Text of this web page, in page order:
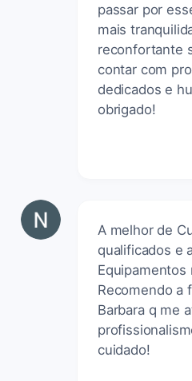
passar por
mais
reconfortante
contar com
dedicados e
obrigado!
A melhor de
qualificados e
Equipamentos
Recomendo a
Barbara q me
cuidado!